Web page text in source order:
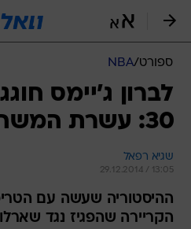
ספורט/
NBA
לברון ג'יימס
30: עשרת המשחקים הגדולים
שגיא רפאל
29.12.2014 / 13:05
ההיסטוריה שעשה עם
הקריירה שהפגיז נגד